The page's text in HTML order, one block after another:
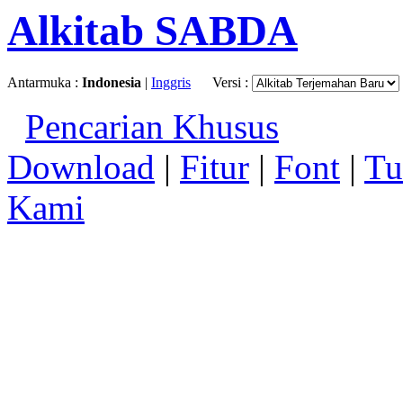
Alkitab SABDA
Antarmuka : Indonesia | Inggris Versi :
Pencarian Khusus
Download | Fitur | Font |
Kami